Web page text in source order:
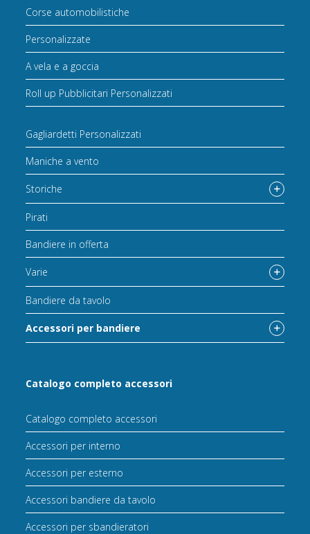
Corse automobilistiche
Personalizzate
A vela e a goccia
Roll up Pubblicitari Personalizzati
Gagliardetti Personalizzati
Maniche a vento
Storiche
Pirati
Bandiere in offerta
Varie
Bandiere da tavolo
Accessori per bandiere
Catalogo completo accessori
Catalogo completo accessori
Accessori per interno
Accessori per esterno
Accessori bandiere da tavolo
Accessori per sbandieratori